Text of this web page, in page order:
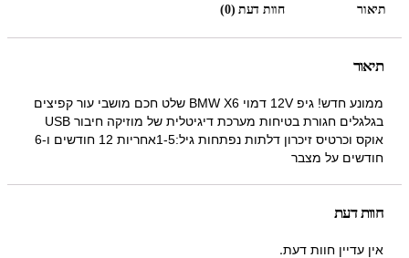
תיאור חוות דעת (0)
תיאור
ממונע חדש! גיפ 12V דמוי BMW X6 שלט חכם מושבי עור קפיצים
בגלגלים חגורת בטיחות מערכת דיגיטלית של מוזיקה חיבור USB
אוקס וכרטיס זיכרון דלתות נפתחות גיל:1-5אחריות 12 חודשים ו-6
חודשים על מצבר
חוות דעת
אין עדיין חוות דעת.